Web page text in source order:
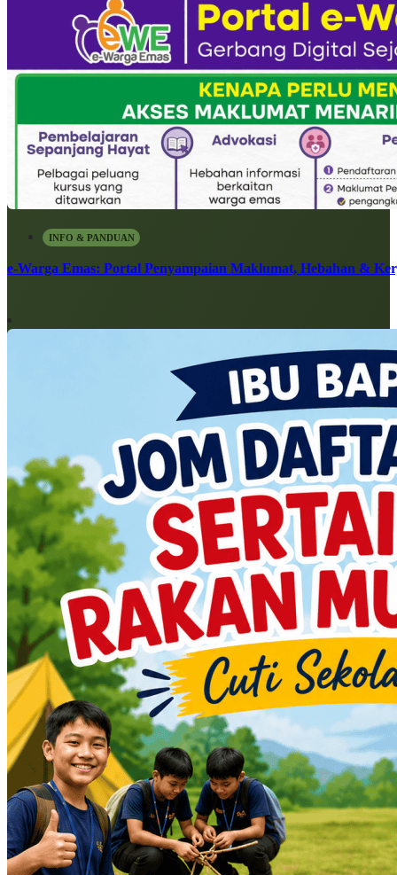
INFO & PANDUAN
e-Warga Emas: Portal Penyampaian Maklumat, Hebahan &